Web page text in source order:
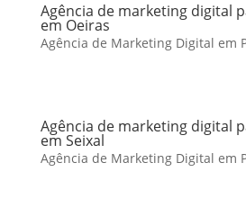
Agência de marketing digital
em Oeiras
Agência de Marketing Digital em
Agência de marketing digital
em Seixal
Agência de Marketing Digital em